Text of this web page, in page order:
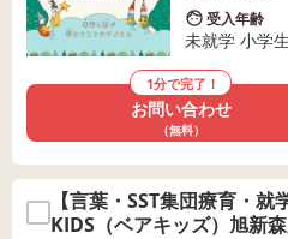
受入年齢
未就学 小学
1分で完了！
お問い合わせ
（無料）
【言葉・SST集団療育・
KIDS（ベアキッズ）旭新